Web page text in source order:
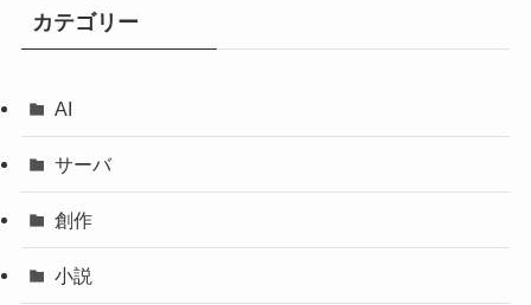
カテゴリー
AI
サーバ
創作
小説